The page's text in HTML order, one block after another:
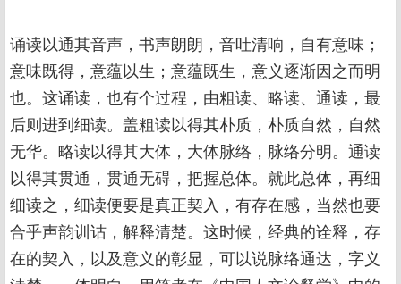
诵读以通其音声，书声朗朗，音吐清响，自有意味；
意味既得，意蕴以生；意蕴既生，意义逐渐因之而明
也。这诵读，也有个过程，由粗读、略读、通读，最
后则进到细读。盖粗读以得其朴质，朴质自然，自然
无华。略读以得其大体，大体脉络，脉络分明。通读
以得其贯通，贯通无碍，把握总体。就此总体，再细
细读之，细读便要是真正契入，有存在感，当然也要
合乎声韵训诂，解释清楚。这时候，经典的诠释，存
在的契入，以及意义的彰显，可以说脉络通达，字义